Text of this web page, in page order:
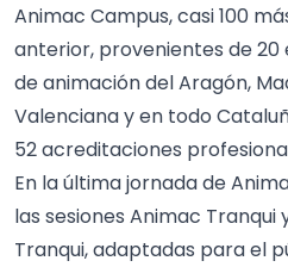
Animac Campus, casi 100
anterior, provenientes de 20
de animación del Aragón,
Valenciana y en todo
52 acreditaciones
En la última jornada de
las sesiones Animac Tranqui
Tranqui, adaptadas para el